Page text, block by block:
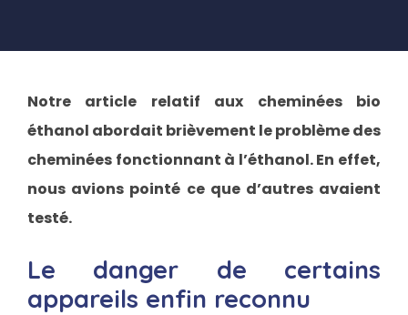
Notre article relatif aux cheminées bio
éthanol abordait brièvement le problème des
cheminées fonctionnant à l’éthanol. En effet,
nous avions pointé ce que d’autres avaient
testé.
Le danger de certains
appareils enfin reconnu